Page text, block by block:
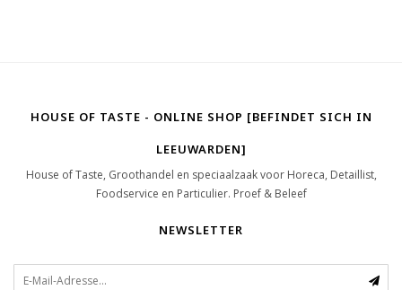
HOUSE OF TASTE - ONLINE SHOP [BEFINDET SICH IN
LEEUWARDEN]
House of Taste, Groothandel en speciaalzaak voor Horeca, Detaillist,
Foodservice en Particulier. Proef & Beleef
NEWSLETTER